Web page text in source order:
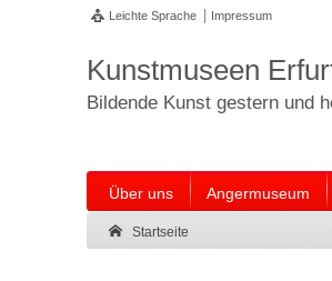
Leichte Sprache Impressum
Kunstmuseen
Bildende Kunst gestern und
Über uns Angermuseum
Startseite
Suche:
Suche Ende.